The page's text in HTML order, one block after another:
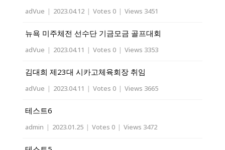
adVue | 2023.04.12 | Votes 0 | Views 3451
뉴욕 미주체전 선수단 기금모금 골프대회
adVue | 2023.04.11 | Votes 0 | Views 3353
김대희 제23대 시카고체육회장 취임
adVue | 2023.04.11 | Votes 0 | Views 3665
테스트6
admin | 2023.01.25 | Votes 0 | Views 3472